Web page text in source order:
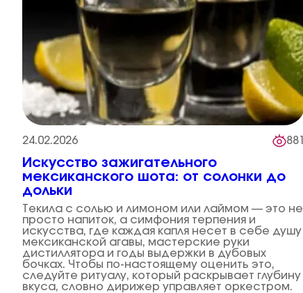
24.02.2026 881
Искусство зажигательного
мексиканского шота: от солонки до
дольки
Текила с солью и лимоном или лаймом — это не
просто напиток, а симфония терпения и
искусства, где каждая капля несет в себе душу
мексиканской агавы, мастерские руки
дистиллятора и годы выдержки в дубовых
бочках. Чтобы по-настоящему оценить это,
следуйте ритуалу, который раскрывает глубину
вкуса, словно дирижер управляет оркестром.